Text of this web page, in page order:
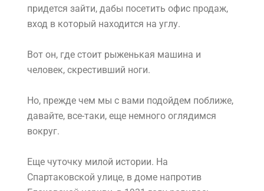
придется зайти, дабы посетить офис продаж,
вход в который находится на углу.
Вот он, где стоит рыженькая машина и
человек, скрестивший ноги.
Но, прежде чем мы с вами подойдем поближе,
давайте, все-таки, еще немного оглядимся
вокруг.
Еще чуточку милой истории. На
Спартаковской улице, в доме напротив